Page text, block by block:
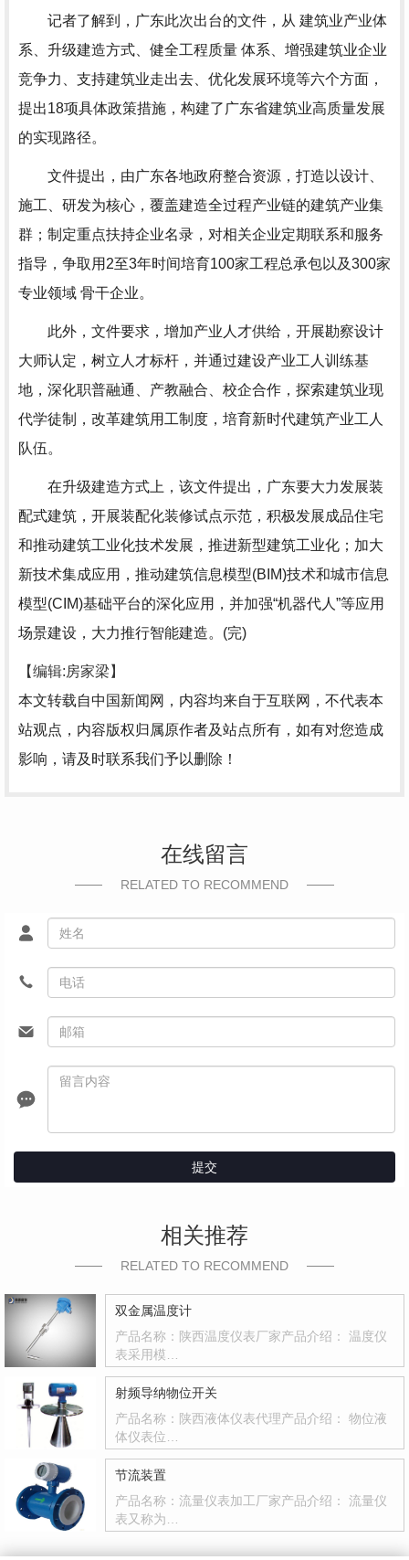
记者了解到，广东此次出台的文件，从 建筑业产业体
系、升级建造方式、健全工程质量 体系、增强建筑业企业
竞争力、支持建筑业走出去、优化发展环境等六个方面，
提出18项具体政策措施，构建了广东省建筑业高质量发展
的实现路径。
文件提出，由广东各地政府整合资源，打造以设计、
施工、研发为核心，覆盖建造全过程产业链的建筑产业集
群；制定重点扶持企业名录，对相关企业定期联系和服务
指导，争取用2至3年时间培育100家工程总承包以及300家
专业领域 骨干企业。
此外，文件要求，增加产业人才供给，开展勘察设计
大师认定，树立人才标杆，并通过建设产业工人训练基
地，深化职普融通、产教融合、校企合作，探索建筑业现
代学徒制，改革建筑用工制度，培育新时代建筑产业工人
队伍。
在升级建造方式上，该文件提出，广东要大力发展装
配式建筑，开展装配化装修试点示范，积极发展成品住宅
和推动建筑工业化技术发展，推进新型建筑工业化；加大
新技术集成应用，推动建筑信息模型(BIM)技术和城市信息
模型(CIM)基础平台的深化应用，并加强“机器代人”等应用
场景建设，大力推行智能建造。(完)
【编辑:房家梁】
本文转载自中国新闻网，内容均来自于互联网，不代表本
站观点，内容版权归属原作者及站点所有，如有对您造成
影响，请及时联系我们予以删除！
在线留言
RELATED TO RECOMMEND
提交
相关推荐
RELATED TO RECOMMEND
双金属温度计
产品名称：陕西温度仪表厂家产品介绍： 温度仪
表采用模…
射频导纳物位开关
产品名称：陕西液体仪表代理产品介绍： 物位液
体仪表位…
节流装置
产品名称：流量仪表加工厂家产品介绍： 流量仪
表又称为…